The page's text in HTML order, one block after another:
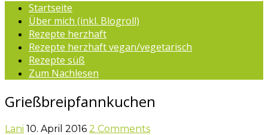
Startseite
Über mich (inkl. Blogroll)
Rezepte herzhaft
Rezepte herzhaft vegan/vegetarisch
Rezepte süß
Zum Nachlesen
Grießbreipfannkuchen
Lani 10. April 2016 2 Comments